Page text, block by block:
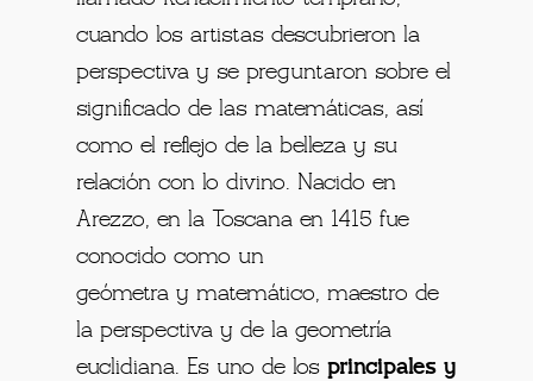
cuando los artistas descubrieron la
perspectiva y se preguntaron sobre el
significado de las matemáticas, así
como el reflejo de la belleza y su
relación con lo divino. Nacido en
Arezzo, en la Toscana en 1415 fue
conocido como un
geómetra y matemático, maestro de
la perspectiva y de la geometría
euclidiana. Es uno de losprincipales y